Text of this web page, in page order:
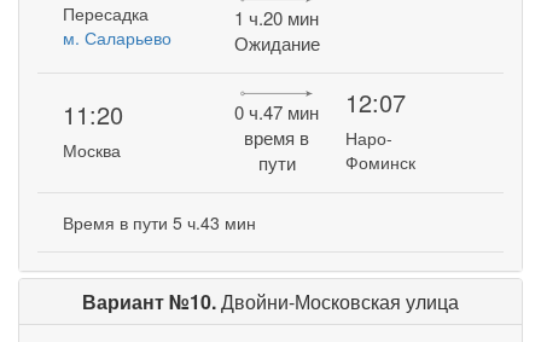
Пересадка
м. Саларьево
1 ч.20 мин
Ожидание
11:20
Москва
0 ч.47 мин
время в
пути
12:07
Наро-
Фоминск
Время в пути 5 ч.43 мин
Вариант №10.Двойни-Московская улица